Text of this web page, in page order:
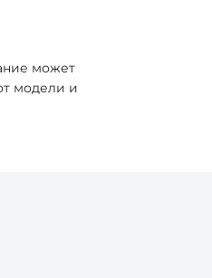
может
модели и